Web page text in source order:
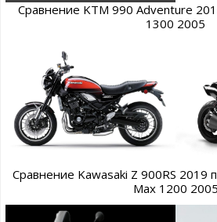
Сравнение KTM 990 Adventure
1300 2005
Сравнение Kawasaki Z 900RS 2019
Max 1200 2005